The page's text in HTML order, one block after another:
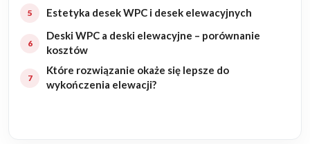
Remonty
Budynki biurowe
Realizacje
Estetyka desek WPC i desek elewacyjnych
Deski WPC a deski elewacyjne – porównanie
kosztów
Które rozwiązanie okaże się lepsze do
wykończenia elewacji?